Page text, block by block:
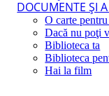
DOCUMENTE ŞI
O carte
Dacă nu poţi
Biblioteca ta
Biblioteca
Hai la film